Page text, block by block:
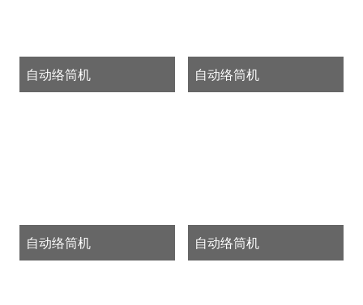
自动络筒机 自动络筒机
自动络筒机 自动络筒机